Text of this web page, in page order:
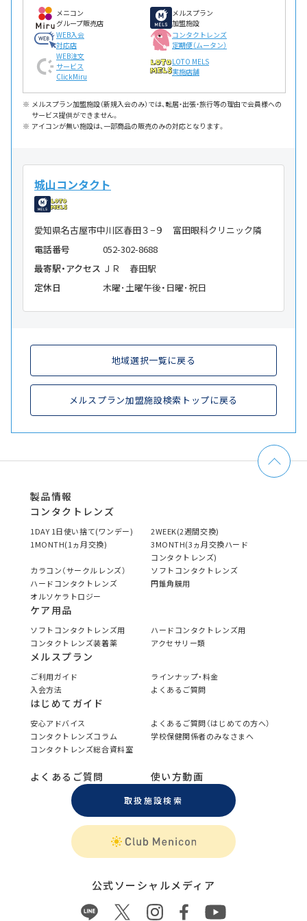
メニコン
グループ販売店
メルスプラン
加盟施設
WEB入会
対応店
コンタクトレンズ
定期便（ムータン）
WEB注文
サービス
ClickMiru
LOTO MELS
実施店舗
メルスプラン加盟施設（新規入会のみ）では、転居・出張・旅行等の理由で会員様への
サービス提供ができません。
アイコンが無い施設は、一部商品の販売のみの対応となります。
城山コンタクト
愛知県名古屋市中川区春田３−９ 富田眼科クリニック隣
電話番号
052-302-8688
最寄駅・アクセス ＪＲ 春田駅
定休日
木曜･土曜午後・日曜･祝日
地域選択一覧に戻る
メルスプラン加盟施設検索トップに戻る
製品情報
コンタクトレンズ
1DAY 1日使い捨て(ワンデー)
2WEEK(2週間交換)
1MONTH(1ヵ月交換)
3MONTH(3ヵ月交換ハード
コンタクトレンズ)
カラコン（サークルレンズ）
ソフトコンタクトレンズ
ハードコンタクトレンズ
円錐角膜用
オルソケラトロジー
ケア用品
ソフトコンタクトレンズ用
ハードコンタクトレンズ用
コンタクトレンズ装着薬
アクセサリー類
メルスプラン
ご利用ガイド
ラインナップ・料金
入会方法
よくあるご質問
はじめてガイド
安心アドバイス
よくあるご質問（はじめての方へ）
コンタクトレンズコラム
学校保健関係者のみなさまへ
コンタクトレンズ総合資料室
よくあるご質問 使い方動画
取扱施設検索
公式ソーシャルメディア